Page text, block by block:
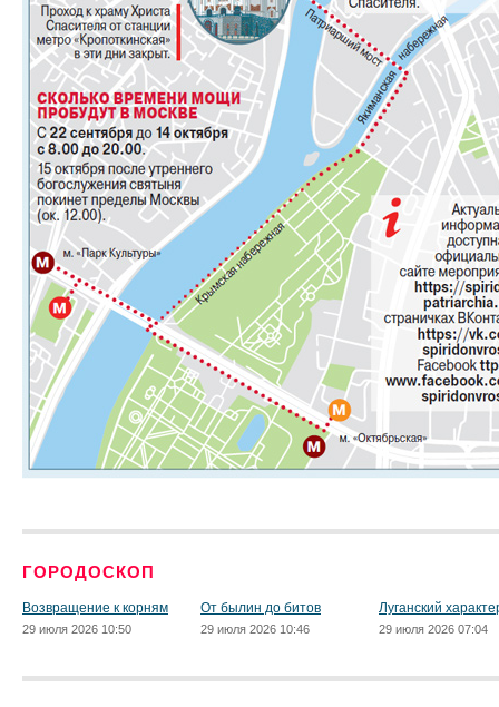
ГОРОДОСКОП
Возвращение к корням
29 июля 2026 10:50
От былин до битов
29 июля 2026 10:46
Луганский
29 июля 2026 07:04